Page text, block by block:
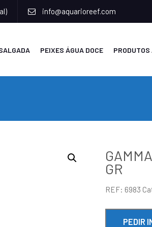
info@aquarioreef.com
PEIXES ÁGUA DOCE PRODUTOS
GR
REF: 6983